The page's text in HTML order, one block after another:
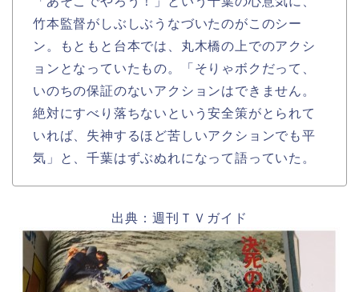
竹本監督がしぶしぶうなづいたのがこのシー
ン。もともと台本では、丸木橋の上でのアクシ
ョンとなっていたもの。「そりゃボクだって、
いのちの保証のないアクションはできません。
絶対にすべり落ちないという安全策がとられて
いれば、失神するほど苦しいアクションでも平
気」と、千葉はずぶぬれになって語っていた。
出典：週刊ＴＶガイド